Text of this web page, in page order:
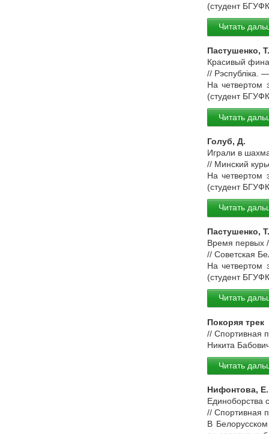
(студент
Читать
Пастушенко, Т.
Красивый
// Рэспубліка.
На четвертом
(студент
Читать
Голуб, Д.
Играли в
// Минский
На четвертом
(студент
Читать
Пастушенко, Т.
Время первых
// Советская
На четвертом
(студент
Читать
Покоряя трек
// Спортивная
Никита
Читать
Нифонтова, Е.
Единоборства
// Спортивная
В